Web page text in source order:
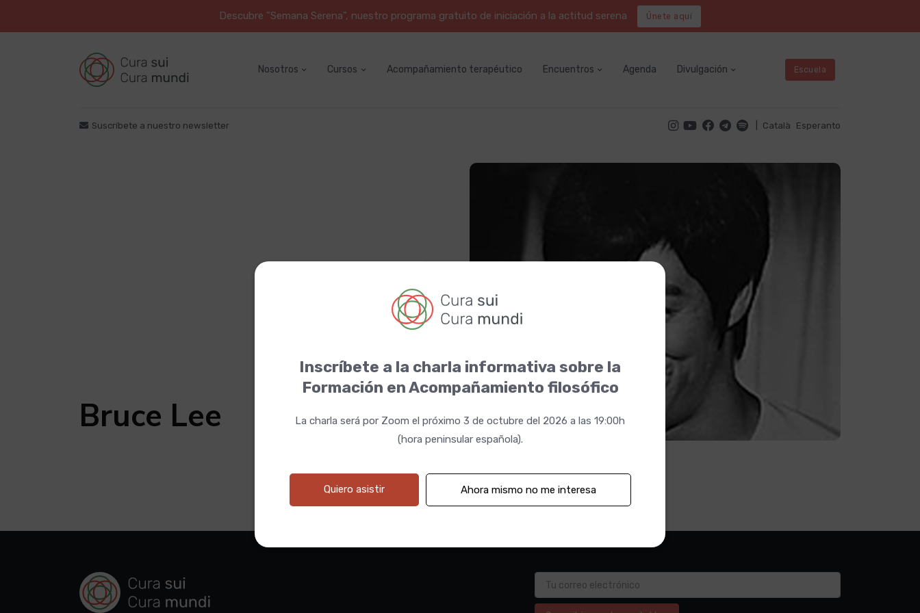
Descubre "Semana Serena", nuestro programa gratuito de iniciación a la actitud serena Únete aquí
Nosotros Cursos Acompañamiento terapéutico Encuentros Agenda Divulgación Escuela
Suscríbete a nuestro newsletter Català Esperanto
Bruce Lee
Inscríbete a la charla informativa sobre la
Formación en Acompañamiento filosófico
La charla será por Zoom el próximo 3 de octubre del 2026 a las 19:00h
(hora peninsular española).
Quiero asistir Ahora mismo no me interesa